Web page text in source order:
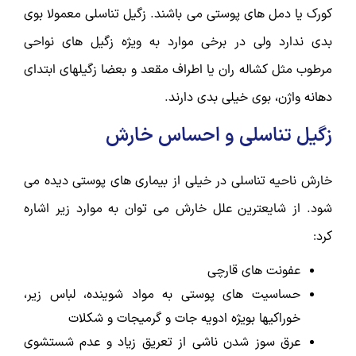
کورک یا دمل ­های پوستی می­ باشند. زگیل­ تناسلی معمولا بوی
بدی ندارد ولی در برخی موارد به ویژه زگیل های نواحی
مرطوب مثل کشاله ران یا اطراف مقعد و بعضا زگیل­های ابتدای
دهانه واژن، بوی خیلی بدی دارند.
زگیل تناسلی و احساس خارش
خارش ناحیه تناسلی در خیلی از بیماری­ های پوستی دیده می
­شود. از شایع­ترین علل خارش می توان به موارد زیر اشاره
کرد:
عفونت ­های قارچی
حساسیت­ های پوستی به مواد شوینده، لباس زیر،
خوراکی­ها بویژه ادویه­ جات و گرمی­جات و شکلات
عرق سوز شدن ناشی از تعریق زیاد و عدم شستشوی